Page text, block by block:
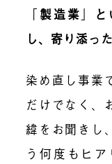
「 製造業 」
し、寄り添っ
染め直し事業
だけでなく、
緯をお聞きし
う何度もヒ